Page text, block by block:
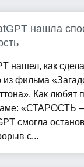
нашла
нашел, как
фильма
Как любят
«СТАРОСТЬ
смогла
с...